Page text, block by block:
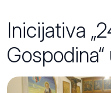
Inicijativa